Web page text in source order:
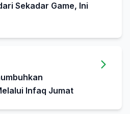
Sekadar Game, Ini
Infaq Jumat